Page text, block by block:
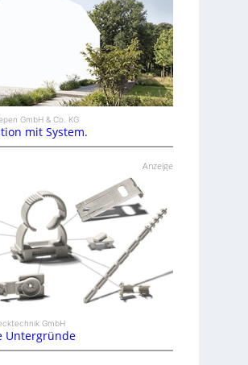
GmbH & Co. KG
mit System.
Anzeige
GmbH
Untergründe